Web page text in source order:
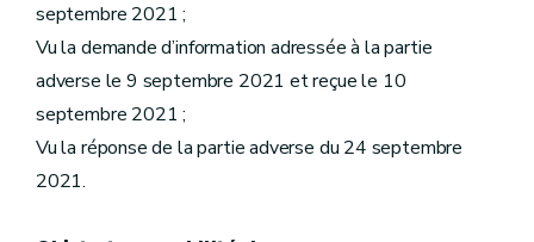
septembre 2021 ;
Vu la demande d’information adressée à la partie
adverse le 9 septembre 2021 et reçue le 10
septembre 2021 ;
Vu la réponse de la partie adverse du 24 septembre
2021.